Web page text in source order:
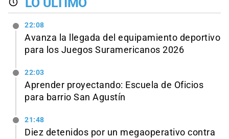
22:08
Avanza la llegada del equipamiento deportivo
para los Juegos Suramericanos 2026
22:03
Aprender proyectando: Escuela de Oficios
para barrio San Agustín
21:48
Diez detenidos por un megaoperativo contra